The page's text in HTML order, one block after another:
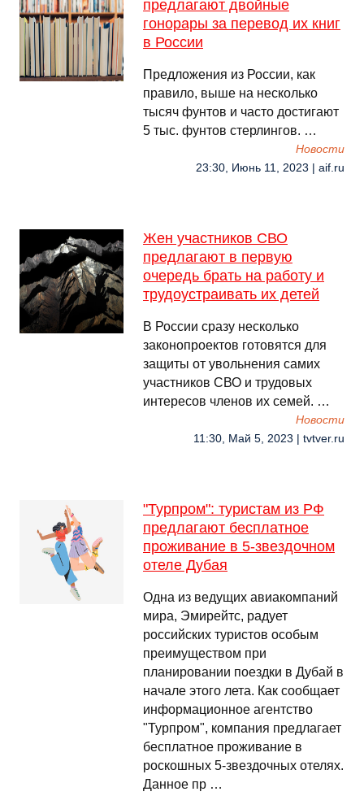
предлагают двойные
гонорары за перевод их книг
в России
Предложения из России, как
правило, выше на несколько
тысяч фунтов и часто достигают
5 тыс. фунтов стерлингов. …
Новости
23:30, Июнь 11, 2023 | aif.ru
Жен участников СВО
предлагают в первую
очередь брать на работу и
трудоустраивать их детей
В России сразу несколько
законопроектов готовятся для
защиты от увольнения самих
участников СВО и трудовых
интересов членов их семей. …
Новости
11:30, Май 5, 2023 | tvtver.ru
"Турпром": туристам из РФ
предлагают бесплатное
проживание в 5-звездочном
отеле Дубая
Одна из ведущих авиакомпаний
мира, Эмирейтс, радует
российских туристов особым
преимуществом при
планировании поездки в Дубай в
начале этого лета. Как сообщает
информационное агентство
"Турпром", компания предлагает
бесплатное проживание в
роскошных 5-звездочных отелях.
Данное пр …